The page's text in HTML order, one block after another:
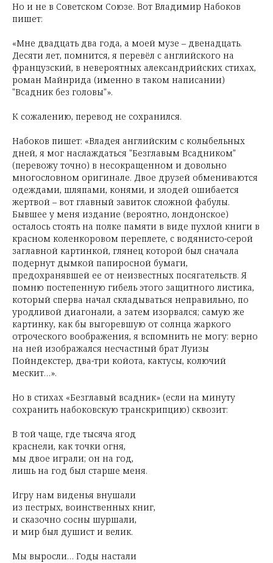
Но и не в Советском Союзе. Вот Владимир Набоков
пишет:
«Мне двадцать два года, а моей музе – двенадцать.
Десяти лет, помнится, я перевёл с английского на
французский, в невероятных александрийских стихах,
роман Майнрида (именно в таком написании)
"Всадник без головы"».
К сожалению, перевод не сохранился.
Набоков пишет: «Владея английским с колыбельных
дней, я мог наслаждаться "Безглавым Всадником"
(перевожу точно) в несокращенном и довольно
многословном оригинале. Двое друзей обмениваются
одеждами, шляпами, конями, и злодей ошибается
жертвой – вот главный завиток сложной фабулы.
Бывшее у меня издание (вероятно, лондонское)
осталось стоять на полке памяти в виде пухлой книги в
красном коленкоровом переплете, с водянисто-серой
заглавной картинкой, глянец которой был сначала
подернут дымкой папиросной бумаги,
предохранявшей ее от неизвестных посягательств. Я
помню постепенную гибель этого защитного листика,
который сперва начал складываться неправильно, по
уродливой диагонали, а затем изорвался; самую же
картинку, как бы выгоревшую от солнца жаркого
отроческого воображения, я вспомнить не могу: верно
на ней изображался несчастный брат Луизы
Пойндекстер, два-три койота, кактусы, колючий
мескит…».
Но в стихах «Безглавый всадник» (если на минуту
сохранить набоковскую транскрипцию) сквозит:
В той чаще, где тысяча ягод
краснели, как точки огня,
мы двое играли; он на год,
лишь на год был старше меня.
Игру нам виденья внушали
из пестрых, воинственных книг,
и сказочно сосны шуршали,
и мир был душист и велик.
Мы выросли… Годы настали